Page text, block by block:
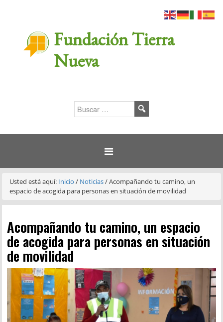
Fundación Tierra
Nueva
Usted está aquí: Inicio/ Noticias/Acompañando tu camino, un
espacio de acogida para personas en situación de movilidad
Acompañando tu camino, un espacio
de acogida para personas en situación
de movilidad